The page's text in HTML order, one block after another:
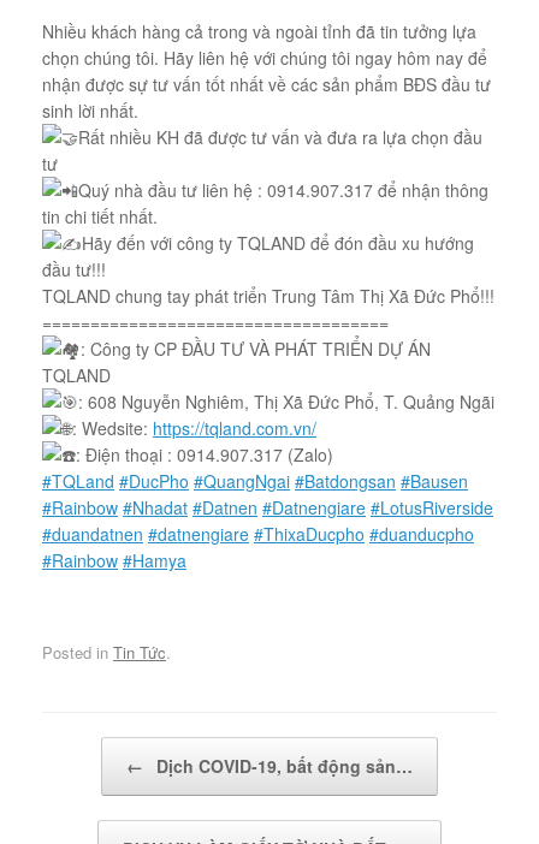
Nhiều khách hàng cả trong và ngoài tỉnh đã tin tưởng lựa
chọn chúng tôi. Hãy liên hệ với chúng tôi ngay hôm nay để
nhận được sự tư vấn tốt nhất về các sản phẩm BĐS đầu tư
sinh lời nhất.
Rất nhiều KH đã được tư vấn và đưa ra lựa chọn đầu
tư
Quý nhà đầu tư liên hệ : 0914.907.317 để nhận thông
tin chi tiết nhất.
Hãy đến với công ty TQLAND để đón đầu xu hướng
đầu tư!!!
TQLAND chung tay phát triển Trung Tâm Thị Xã Đức Phổ!!!
====================================
: Công ty CP ĐẦU TƯ VÀ PHÁT TRIỂN DỰ ÁN
TQLAND
: 608 Nguyễn Nghiêm, Thị Xã Đức Phổ, T. Quảng Ngãi
: Wedsite: https://tqland.com.vn/
: Điện thoại : 0914.907.317 (Zalo)
#TQLand #DucPho #QuangNgai #Batdongsan #Bausen
#Rainbow #Nhadat #Datnen #Datnengiare #LotusRiverside
#duandatnen #datnengiare #ThixaDucpho #duanducpho
#Rainbow #Hamya
Posted in Tin Tức.
← Dịch COVID-19, bất động sản…